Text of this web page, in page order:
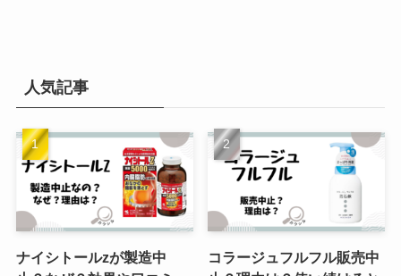
人気記事
ナイシトールzが製造中
コラージュフルフル販売中